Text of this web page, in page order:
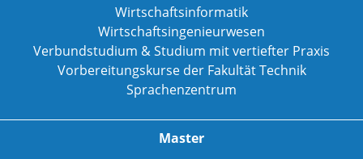
Wirtschaftsinformatik
Wirtschaftsingenieurwesen
Verbundstudium & Studium mit vertiefter Praxis
Vorbereitungskurse der Fakultät Technik
Sprachenzentrum
Master